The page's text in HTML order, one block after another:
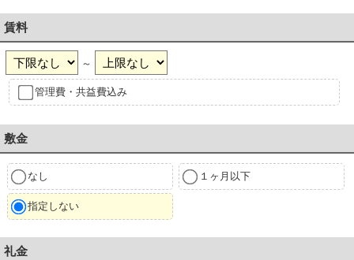
賃料
～
管理費・共益費込み
敷金
なし １ヶ月以下
指定しない
礼金